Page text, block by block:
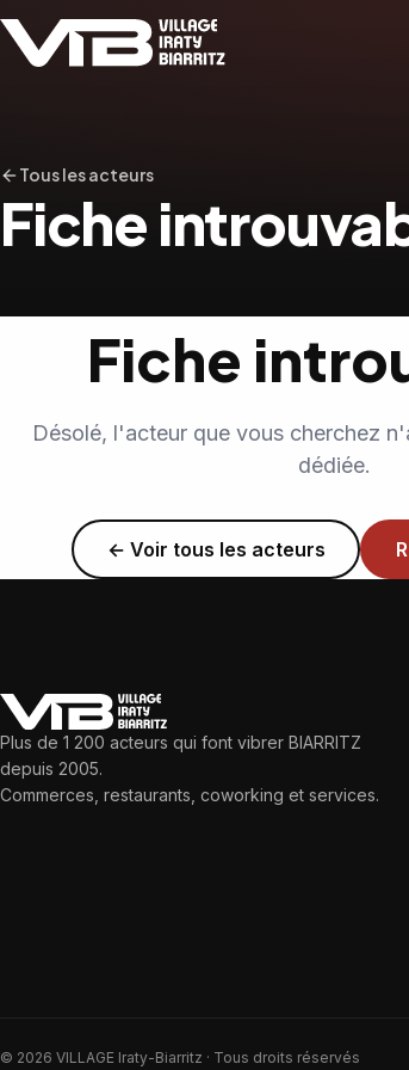
Tous les acteurs
Fiche
Fiche
Désolé, l'acteur que vous cherchez
dédiée.
← Voir tous les acteurs
Plus de 1 200 acteurs qui font vibrer BIARRITZ
depuis 2005.
Commerces, restaurants, coworking et services.
© 2026 VILLAGE Iraty-Biarritz · Tous droits réservés